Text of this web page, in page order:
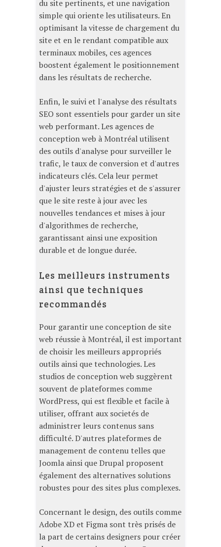
du site pertinents, et une navigation
simple qui oriente les utilisateurs. En
optimisant la vitesse de chargement du
site et en le rendant compatible aux
terminaux mobiles, ces agences
boostent également le positionnement
dans les résultats de recherche.
Enfin, le suivi et l'analyse des résultats
SEO sont essentiels pour garder un site
web performant. Les agences de
conception web à Montréal utilisent
des outils d'analyse pour surveiller le
trafic, le taux de conversion et d'autres
indicateurs clés. Cela leur permet
d'ajuster leurs stratégies et de s'assurer
que le site reste à jour avec les
nouvelles tendances et mises à jour
d'algorithmes de recherche,
garantissant ainsi une exposition
durable et de longue durée.
Les meilleurs instruments
ainsi que techniques
recommandés
Pour garantir une conception de site
web réussie à Montréal, il est important
de choisir les meilleurs appropriés
outils ainsi que technologies. Les
studios de conception web suggèrent
souvent de plateformes comme
WordPress, qui est flexible et facile à
utiliser, offrant aux societés de
administrer leurs contenus sans
difficulté. D'autres plateformes de
management de contenu telles que
Joomla ainsi que Drupal proposent
également des alternatives solutions
robustes pour des sites plus complexes.
Concernant le design, des outils comme
Adobe XD et Figma sont très prisés de
la part de certains designers pour créer